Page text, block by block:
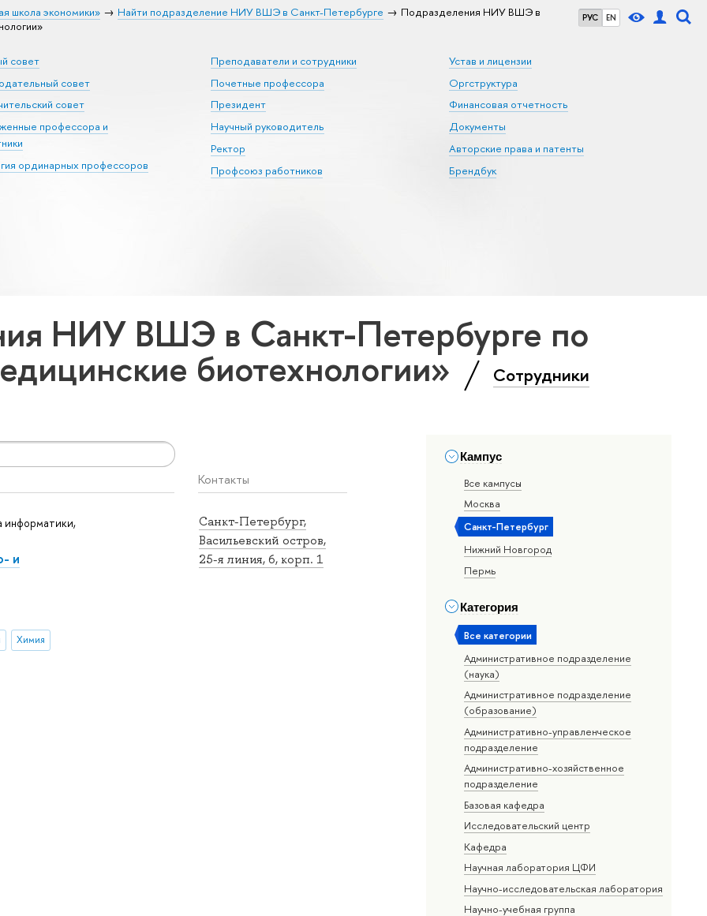
РУС EN
школа экономики» Найти подразделение НИУ ВШЭ в Санкт-Петербурге
Подразделения НИУ ВШЭ в
совет
совет
совет
профессора и
ординарных профессоров
Преподаватели и сотрудники
Почетные профессора
Президент
Научный руководитель
Ректор
Профсоюз работников
Устав и лицензии
Оргструктура
Финансовая отчетность
Документы
Авторские права и патенты
Брендбук
НИУ ВШЭ в Санкт-Петербурге по
биотехнологии» Сотрудники
Кампус
Все кампусы
Москва
Санкт-Петербург
Нижний Новгород
Пермь
Категория
Все категории
Административное подразделение
(наука)
Административное подразделение
(образование)
Административно-управленческое
подразделение
Административно-хозяйственное
подразделение
Базовая кафедра
Исследовательский центр
Кафедра
Научная лаборатория ЦФИ
Научно-исследовательская лаборатория
Научно-учебная группа
Контакты
Санкт-Петербург,
Васильевский остров,
25-я линия, 6, корп. 1
и
Химия